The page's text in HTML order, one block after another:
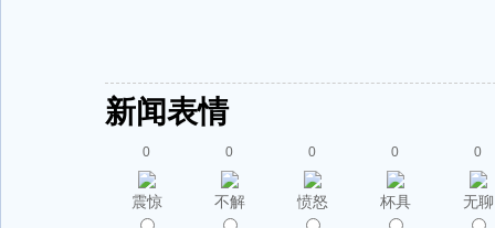
新闻表情
0
震惊
0
不解
0
愤怒
0
杯具
0
无聊